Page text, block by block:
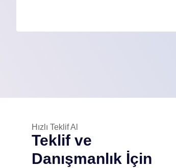
Hızlı Teklif Al
Teklif ve
Danışmanlık İçin